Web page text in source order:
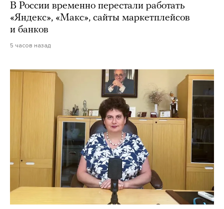
В России временно перестали работать
«Яндекс», «Макс», сайты маркетплейсов
и банков
5 часов назад